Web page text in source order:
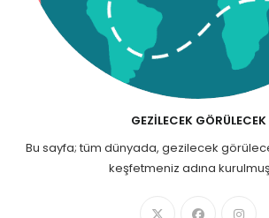
GEZILECEK GÖRÜLECEK
Bu sayfa; tüm dünyada, gezilecek
keşfetmeniz adına